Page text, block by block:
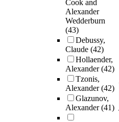
Cook and
Alexander
Wedderburn
(43)
Debussy,
Claude (42)
Hollaender,
Alexander(42)
Tzonis,
Alexander(42)
Glazunov,
Alexander(41)